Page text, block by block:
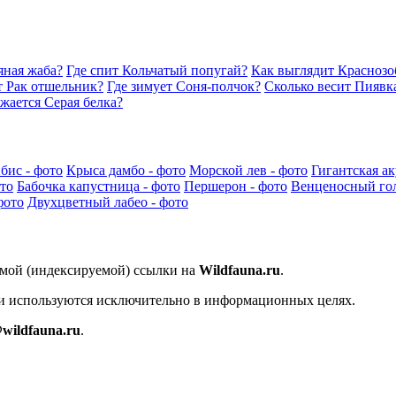
жаба? Где спит Кольчатый попугай? Как выглядит
Рак отшельник? Где зимует Соня-полчок? Сколько весит
Серая белка?
- фото Крыса дамбо - фото Морской лев - фото Гигантская
Бабочка капустница - фото Першерон - фото Венценосный
Двухцветный лабео - фото
(индексируемой) ссылки на Wildfauna.ru.
используются исключительно в информационных целях.
.